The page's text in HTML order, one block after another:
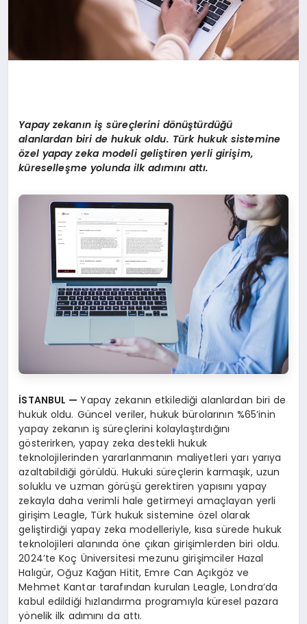
Yapay zekanın iş süreçlerini dönüştürdüğü
alanlardan biri de hukuk oldu. Türk hukuk sistemine
özel yapay zeka modeli geliştiren yerli girişim,
küreselleşme yolunda ilk adımınıattı.
İSTANBUL —Yapay zekanın etkilediği alanlardan biri de
hukuk oldu. Güncel veriler, hukuk bürolarının %65’inin
yapay zekanın iş süreçlerini kolaylaştırdığını
gösterirken, yapay zeka destekli hukuk
teknolojilerinden yararlanmanın maliyetleri yarı yarıya
azaltabildiği görüldü. Hukuki süreçlerin karmaşık, uzun
soluklu ve uzman görüşü gerektiren yapısını yapay
zekayla daha verimli hale getirmeyi amaçlayan yerli
girişim Leagle, Türk hukuk sistemine özel olarak
geliştirdiği yapay zeka modelleriyle, kısa sürede hukuk
teknolojileri alanında öne çıkan girişimlerden biri oldu.
2024’te Koç Üniversitesi mezunu girişimciler Hazal
Halıgür, Oğuz Kağan Hitit, Emre Can Açıkgöz ve
Mehmet Kantar tarafından kurulan Leagle, Londra’da
kabul edildiği hızlandırma programıyla küresel pazara
yönelik ilk adımını da attı.